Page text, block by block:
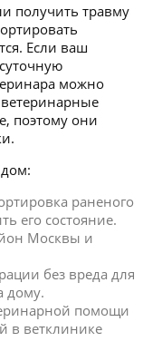
получить травму
Если ваш
можно
поэтому они
раненого
его состояние.
Москвы и
без вреда для
дому.
помощи
в ветклинике